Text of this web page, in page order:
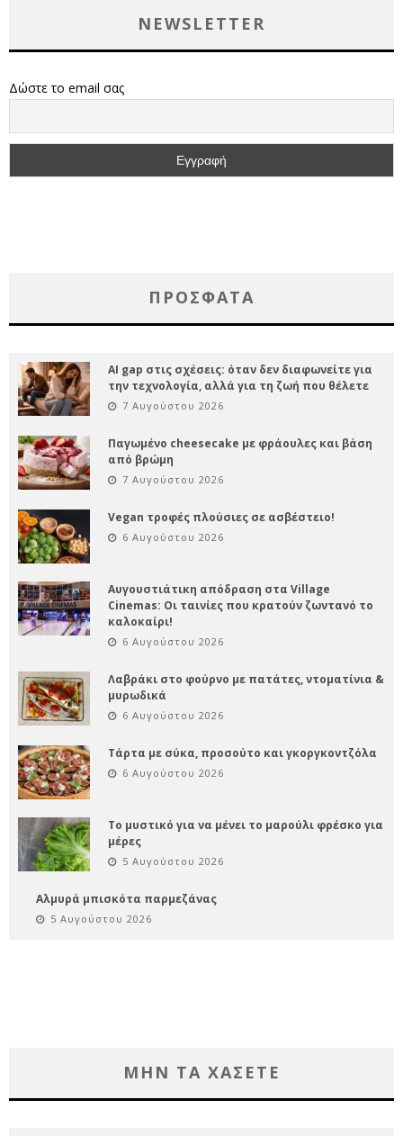
NEWSLETTER
Δώστε το email σας
ΠΡΌΣΦΑΤΑ
AI gap στις σχέσεις: όταν δεν διαφωνείτε για
την τεχνολογία, αλλά για τη ζωή που θέλετε
7 Αυγούστου 2026
Παγωμένο cheesecake με φράουλες και βάση
από βρώμη
7 Αυγούστου 2026
Vegan τροφές πλούσιες σε ασβέστειο!
6 Αυγούστου 2026
Αυγουστιάτικη απόδραση στα Village
Cinemas: Οι ταινίες που κρατούν ζωντανό το
καλοκαίρι!
6 Αυγούστου 2026
Λαβράκι στο φούρνο με πατάτες, ντοματίνια &
μυρωδικά
6 Αυγούστου 2026
Τάρτα με σύκα, προσούτο και γκοργκοντζόλα
6 Αυγούστου 2026
Το μυστικό για να μένει το μαρούλι φρέσκο για
μέρες
5 Αυγούστου 2026
Αλμυρά μπισκότα παρμεζάνας
5 Αυγούστου 2026
ΜΗΝ ΤΑ ΧΑΣΕΤΕ